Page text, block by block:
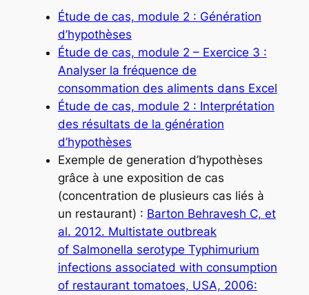
Étude de cas, module 2 : Génération
d’hypothèses
Étude de cas, module 2 – Exercice 3 :
Analyser la fréquence de
consommation des aliments dans Excel
Étude de cas, module 2 : Interprétation
des résultats de la génération
d’hypothèses
Exemple de generation d’hypothèses
grâce à une exposition de cas
(concentration de plusieurs cas liés à
un restaurant) : Barton Behravesh C, et
al. 2012. Multistate outbreak
of Salmonella serotype Typhimurium
infections associated with consumption
of restaurant tomatoes, USA, 2006: